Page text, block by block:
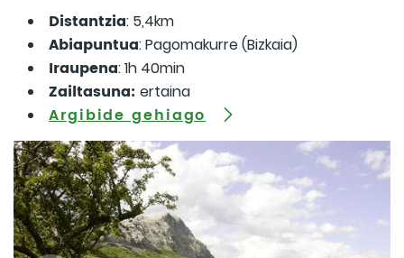
Distantzia: 5,4km
Abiapuntua: Pagomakurre (Bizkaia)
Iraupena: 1h 40min
Zailtasuna: ertaina
Argibide gehiago